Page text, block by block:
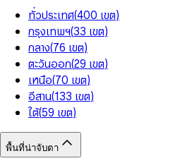
ทั่วประเทศ(400 เขต)
กรุงเทพฯ(33 เขต)
กลาง(76 เขต)
ตะวันออก(29 เขต)
เหนือ(70 เขต)
อีสาน(133 เขต)
ใต้(59 เขต)
พื้นที่น่าจับตา